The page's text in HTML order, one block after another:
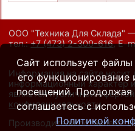
ООО "Техника Для Склада" —
тел.:+7 (473) 2-300-616,E-
Информация на сайте носит
информационный характер
является публичной
конфиденциальности.
Производители оставляют
Сайт использует
его
посещений. Продолжая
соглашаетесь с
Политикой